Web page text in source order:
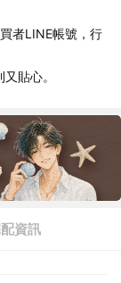
者LINE帳號，行
貼心。
資訊